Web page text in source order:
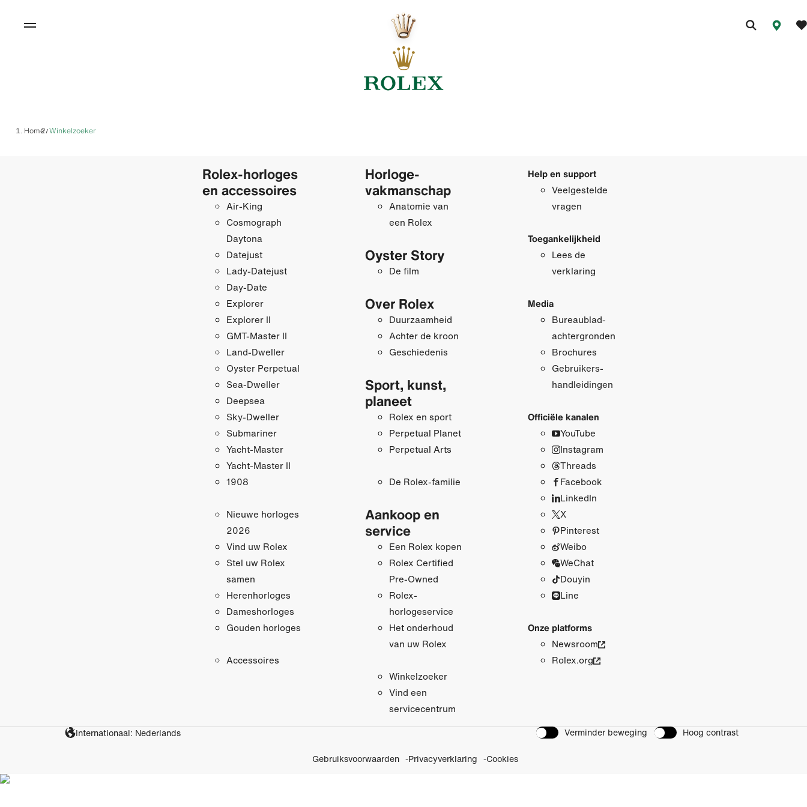
Home/Winkelzoeker
Rolex-horloges
en accessoires
Air-King
Cosmograph
Daytona
Datejust
Lady-Datejust
Day-Date
Explorer
Explorer II
GMT-Master II
Land-Dweller
Oyster Perpetual
Sea-Dweller
Deepsea
Sky-Dweller
Submariner
Yacht-Master
Yacht-Master II
1908
Nieuwe horloges
2026
Vind uw Rolex
Stel uw Rolex
samen
Herenhorloges
Dameshorloges
Gouden horloges
Accessoires
Horloge­
vakmanschap
Anatomie van
een Rolex
Oyster Story
De film
Over Rolex
Duurzaamheid
Achter de kroon
Geschiedenis
Sport, kunst,
planeet
Rolex en sport
Perpetual Planet
Perpetual Arts
De Rolex-familie
Aankoop en
service
Een Rolex kopen
Rolex Certified
Pre‑Owned
Rolex-
horlogeservice
Het onderhoud
van uw Rolex
Winkelzoeker
Vind een
servicecentrum
Help en support
Veelgestelde
vragen
Toegankelijkheid
Lees de
verklaring
Media
Bureaublad­
achtergronden
Brochures
Gebruikers­
handleidingen
Officiële kanalen
YouTube
Instagram
Threads
Facebook
LinkedIn
X
Pinterest
Weibo
WeChat
Douyin
Line
Onze platforms
Newsroom
Rolex.org
Internationaal: Nederlands Verminder beweging Hoog contrast
Gebruiksvoorwaarden Privacyverklaring Cookies